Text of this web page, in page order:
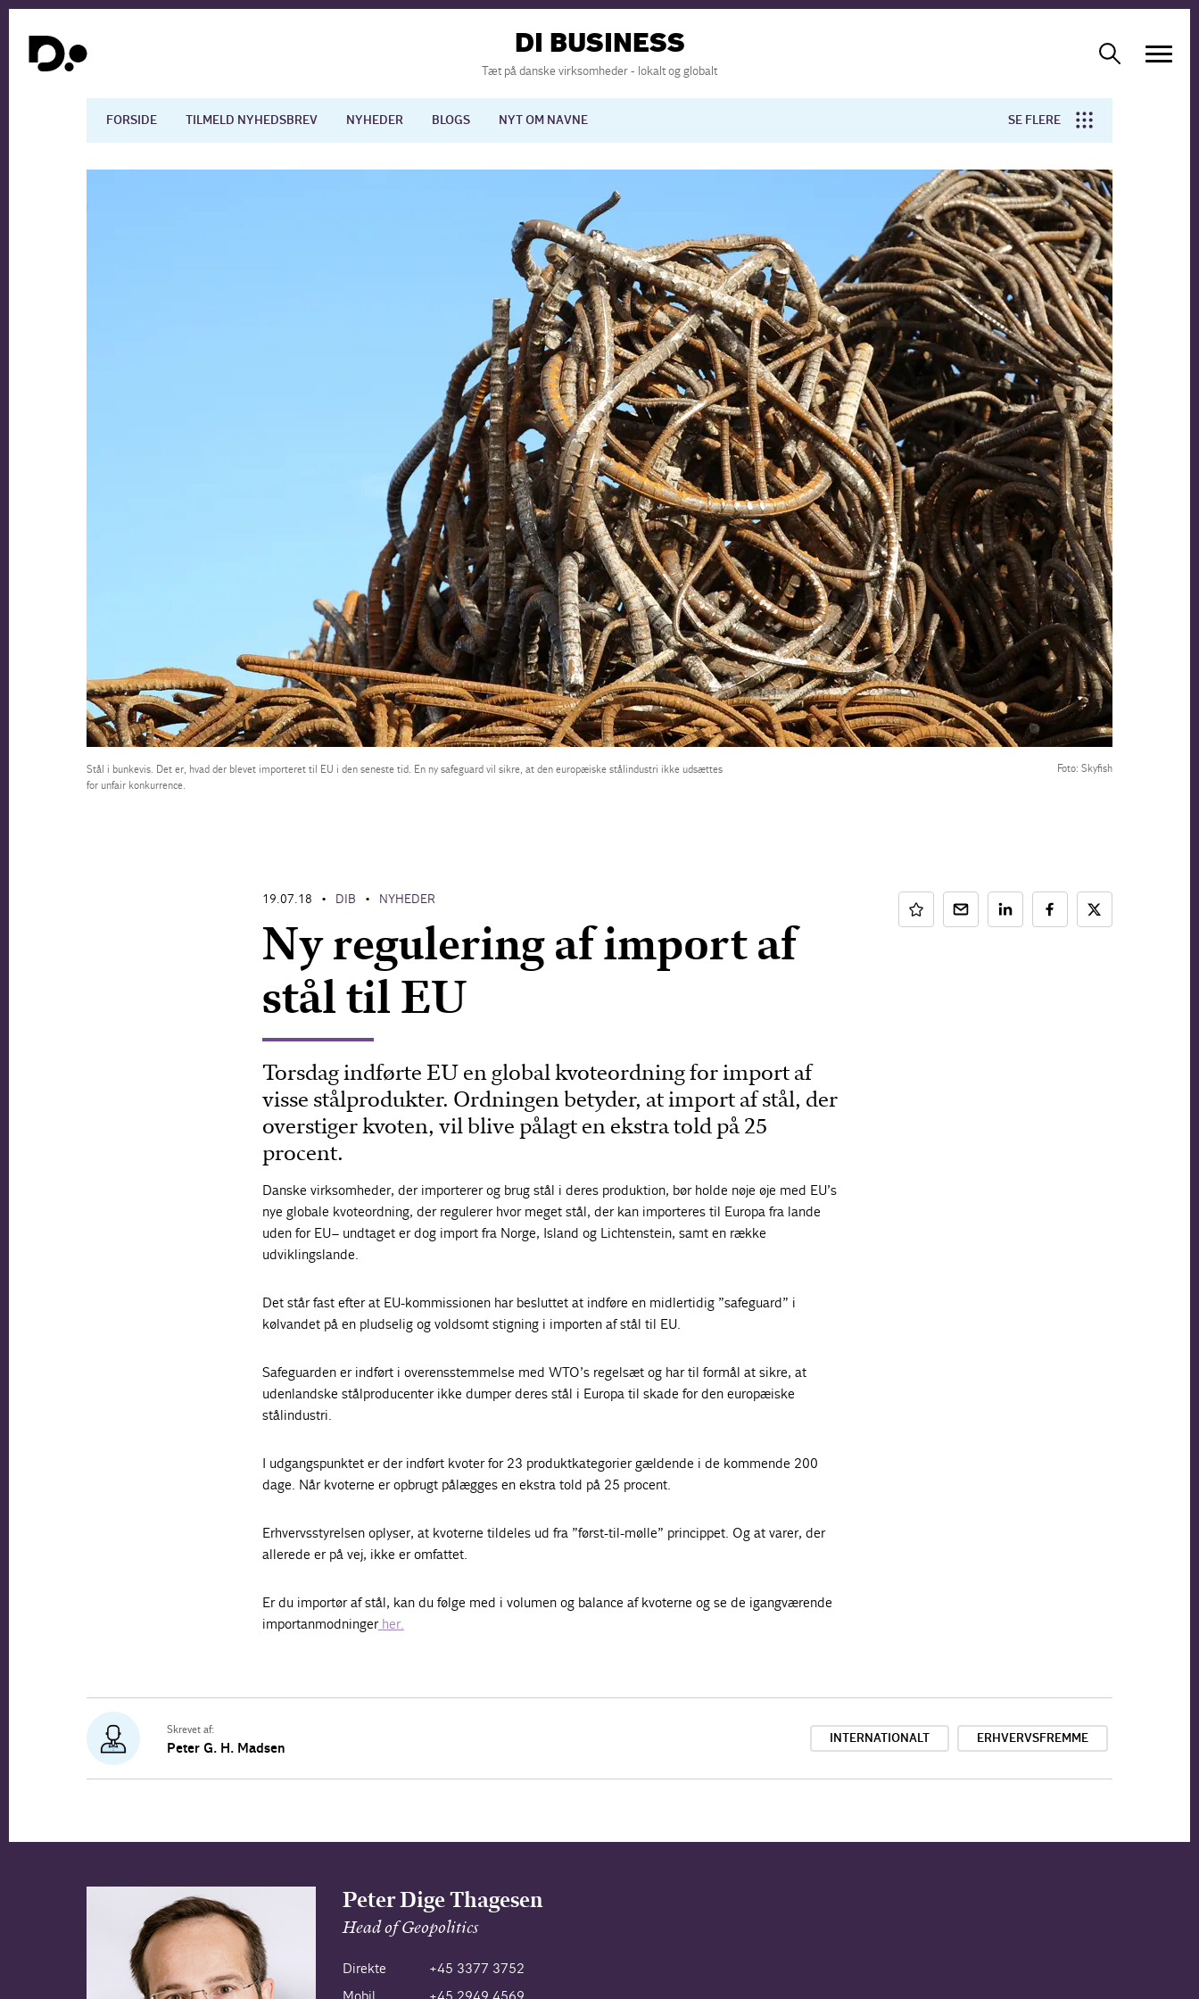
DI BUSINESS
Tæt på danske virksomheder - lokalt og globalt
FORSIDE TILMELD NYHEDSBREV NYHEDER BLOGS NYT OM NAVNE SE FLERE
International økonomi Arbejdsmiljø
Europapolitik Forskning
Stål i bunkevis. Det er, hvad der blevet importeret til EU i den seneste tid. En ny safeguard vil sikre, at den europæiske stålindustri ikke udsættes
for unfair konkurrence.
Foto: Skyfish
19.07.18 • DIB • NYHEDER
Ny regulering af import af
stål til EU
Torsdag indførte EU en global kvoteordning for import af
visse stålprodukter. Ordningen betyder, at import af stål, der
overstiger kvoten, vil blive pålagt en ekstra told på 25
procent.
Danske virksomheder, der importerer og brug stål i deres produktion, bør holde nøje øje med EU’s
nye globale kvoteordning, der regulerer hvor meget stål, der kan importeres til Europa fra lande
uden for EU – undtaget er dog import fra Norge, Island og Lichtenstein, samt en række
udviklingslande.
Det står fast efter at EU-kommissionen har besluttet at indføre en midlertidig ”safeguard” i
kølvandet på en pludselig og voldsomt stigning i importen af stål til EU.
Safeguarden er indført i overensstemmelse med WTO’s regelsæt og har til formål at sikre, at
udenlandske stålproducenter ikke dumper deres stål i Europa til skade for den europæiske
stålindustri.
I udgangspunktet er der indført kvoter for 23 produktkategorier gældende i de kommende 200
dage. Når kvoterne er opbrugt pålægges en ekstra told på 25 procent.
Erhvervsstyrelsen oplyser, at kvoterne tildeles ud fra ”først-til-mølle” princippet. Og at varer, der
allerede er på vej, ikke er omfattet.
Er du importør af stål, kan du følge med i volumen og balance af kvoterne og se de igangværende
importanmodningerher.
Skrevet af:
Peter G. H. Madsen
INTERNATIONALT ERHVERVSFREMME
Peter Dige Thagesen
Head of Geopolitics
Direkte
+45 3377 3752